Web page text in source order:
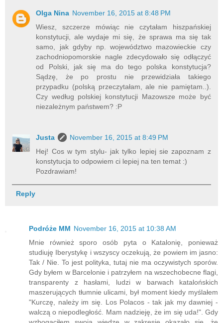
Olga Nina November 16, 2015 at 8:48 PM
Wiesz, szczerze mówiąc nie czytałam hiszpańskiej
konstytucji, ale wydaje mi się, że sprawa ma się tak
samo, jak gdyby np. województwo mazowieckie czy
zachodniopomorskie nagle zdecydowało się odłączyć
od Polski, jak się ma do tego polska konstytucja?
Sądzę, że po prostu nie przewidziała takiego
przypadku (polską przeczytałam, ale nie pamiętam..).
Czy według polskiej konstytucji Mazowsze może być
niezależnym państwem? :P
Justa
November 16, 2015 at 8:49 PM
Hej! Cos w tym stylu- jak tylko lepiej sie zapoznam z
konstytucja to odpowiem ci lepiej na ten temat :)
Pozdrawiam!
Reply
Podróże MM November 16, 2015 at 10:38 AM
Mnie również sporo osób pyta o Katalonię, ponieważ
studiuję Iberystykę i wszyscy oczekują, że powiem im jasno:
Tak / Nie. To jest polityka, tutaj nie ma oczywistych sporów.
Gdy byłem w Barcelonie i patrzyłem na wszechobecne flagi,
transparenty z hasłami, ludzi w barwach katalońskich
maszerujących tłumnie ulicami, był moment kiedy myślałem
"Kurczę, należy im się. Los Polacos - tak jak my dawniej -
walczą o niepodległość. Mam nadzieję, że im się uda!". Gdy